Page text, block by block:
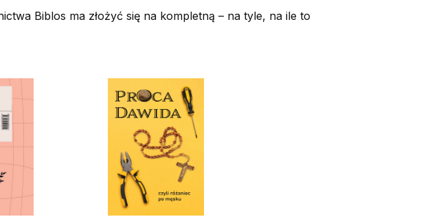
Biblos ma złożyć się na kompletną – na tyle, na ile to